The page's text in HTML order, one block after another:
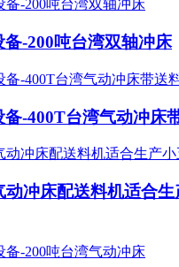
-200吨台湾双轴冲床
备-400T台湾气动冲床
动冲床配送料机适合